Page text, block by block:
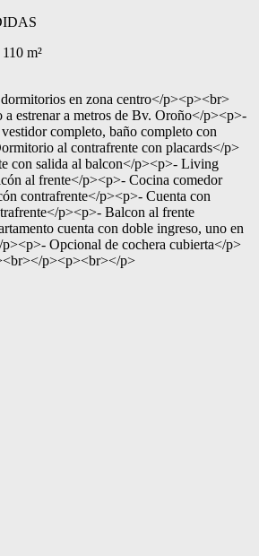
m²
en zona centro</p><p><br>
estrenar a metros de Bv. Oroño</p><p>-
completo, baño completo con
al contrafrente con placards</p>
con salida al balcon</p><p>- Living
al frente</p><p>- Cocina comedor
contrafrente</p><p>- Cuenta con
p><p>- Balcon al frente
cuenta con doble ingreso, uno en
Opcional de cochera cubierta</p>
p><p><br></p>